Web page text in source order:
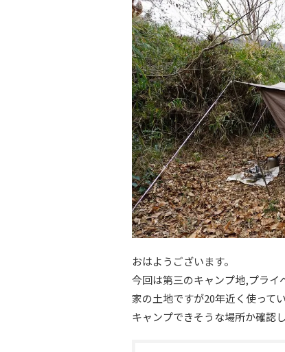
おはようございます。
今回は第三のキャンプ地,プライ
家の土地ですが20年近く使って
キャンプできそうな場所か確認し